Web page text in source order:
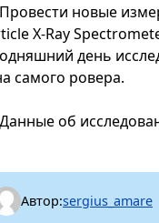
Провести новые
X-Ray
день
самого ровера.
Данные об
Автор:sergius_amare